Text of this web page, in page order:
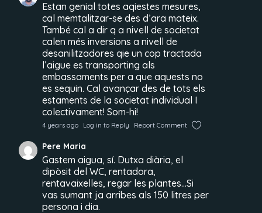
Estan genial totes aqiestes mesures,
cal memtalitzar-se des d’ara mateix.
També cal a dir q a nivell de societat
calen més inversions a nivell de
desanilitzadores qie un cop tractada
l’aigue es transporting als
embassaments per a que aquests no
es sequin. Cal avançar des de tots els
estaments de la societat individual I
colectivament! Som-hi!
4 years ago Log in to Reply Report Comment
Pere Maria
Gastem aigua, sí. Dutxa diària, el
dipòsit del WC, rentadora,
rentavaixelles, regar les plantes…Si
vas sumant ja arribes als 150 litres per
persona i dia.